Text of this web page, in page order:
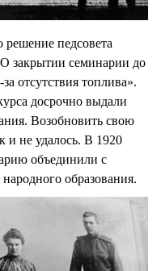
решение педсовета
закрытии семинарии до
отсутствия топлива».
досрочно выдали
Возобновить свою
и не удалось. В 1920
объединили с
образования.